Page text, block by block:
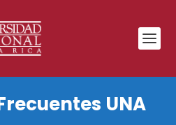
UNA